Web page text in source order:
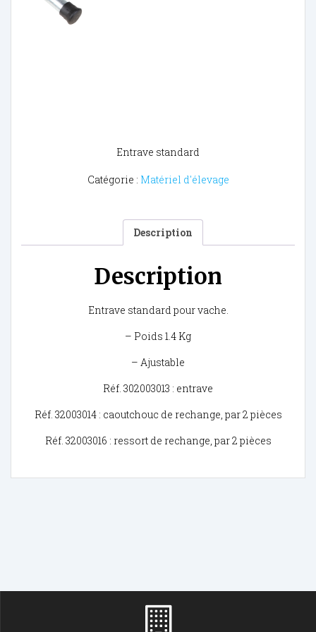
Entrave standard
Catégorie : Matériel d'élevage
Description
Description
Entrave standard pour vache.
– Poids 1.4 Kg
– Ajustable
Réf. 302003013 : entrave
Réf. 32003014 : caoutchouc de rechange, par 2 pièces
Réf. 32003016 : ressort de rechange, par 2 pièces